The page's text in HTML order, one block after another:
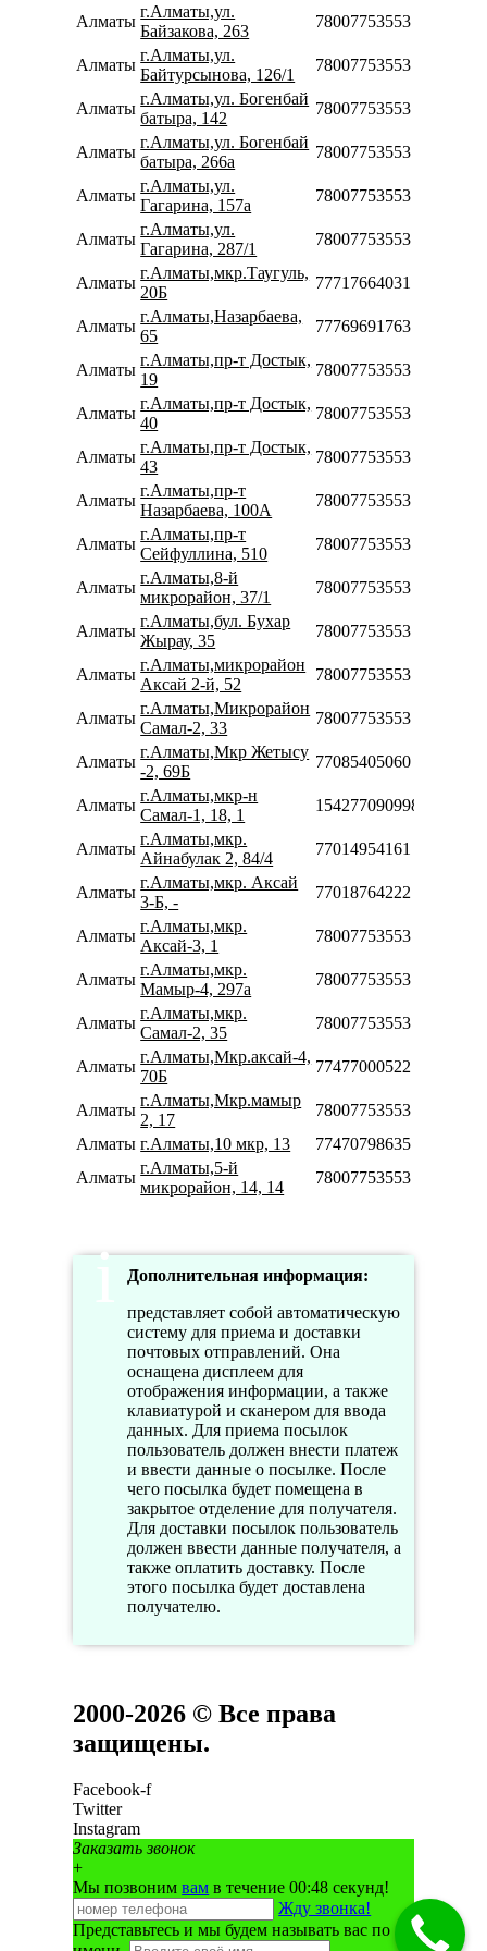
Алматы
г.Алматы,ул.
Байзакова, 263
78007753553
Алматы
г.Алматы,ул.
Байтурсынова, 126/1
78007753553
Алматы
г.Алматы,ул. Богенбай
батыра, 142
78007753553
Алматы
г.Алматы,ул. Богенбай
батыра, 266а
78007753553
Алматы
г.Алматы,ул.
Гагарина, 157а
78007753553
Алматы
г.Алматы,ул.
Гагарина, 287/1
78007753553
Алматы
г.Алматы,мкр.Таугуль,
20Б
77717664031
Алматы
г.Алматы,Назарбаева,
65
77769691763
Алматы
г.Алматы,пр-т Достык,
19
78007753553
Алматы
г.Алматы,пр-т Достык,
40
78007753553
Алматы
г.Алматы,пр-т Достык,
43
78007753553
Алматы
г.Алматы,пр-т
Назарбаева, 100А
78007753553
Алматы
г.Алматы,пр-т
Сейфуллина, 510
78007753553
Алматы
г.Алматы,8-й
микрорайон, 37/1
78007753553
Алматы
г.Алматы,бул. Бухар
Жырау, 35
78007753553
Алматы
г.Алматы,микрорайон
Аксай 2-й, 52
78007753553
Алматы
г.Алматы,Микрорайон
Самал-2, 33
78007753553
Алматы
г.Алматы,Мкр Жетысу
-2, 69Б
77085405060
Алматы
г.Алматы,мкр-н
Самал-1, 18, 1
154277090998
Алматы
г.Алматы,мкр.
Айнабулак 2, 84/4
77014954161
Алматы
г.Алматы,мкр. Аксай
3-Б, -
77018764222
Алматы
г.Алматы,мкр.
Аксай-3, 1
78007753553
Алматы
г.Алматы,мкр.
Мамыр-4, 297а
78007753553
Алматы
г.Алматы,мкр.
Самал-2, 35
78007753553
Алматы
г.Алматы,Мкр.аксай-4,
70Б
77477000522
Алматы
г.Алматы,Мкр.мамыр
2, 17
78007753553
Алматы г.Алматы,10 мкр, 13
77470798635
Алматы
г.Алматы,5-й
микрорайон, 14, 14
78007753553
Дополнительная информация:
представляет собой автоматическую
систему для приема и доставки
почтовых отправлений. Она
оснащена дисплеем для
отображения информации, а также
клавиатурой и сканером для ввода
данных. Для приема посылок
пользователь должен внести платеж
и ввести данные о посылке. После
чего посылка будет помещена в
закрытое отделение для получателя.
Для доставки посылок пользователь
должен ввести данные получателя, а
также оплатить доставку. После
этого посылка будет доставлена
получателю.
2000-2026 © Все права
защищены.
Facebook-f
Twitter
Instagram
Заказать звонок
+
Мы позвонимвам в течение 00:48 секунд!
Жду звонка!
Представьтесь и мы будем называть вас по